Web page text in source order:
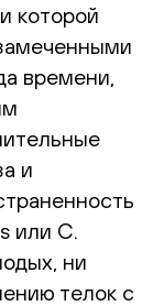
которой
времени,
и
или C.
ни
телок с